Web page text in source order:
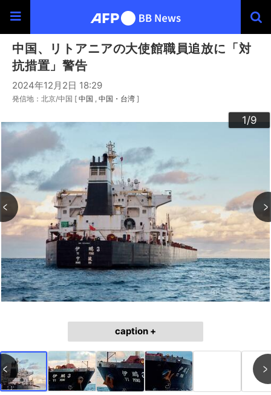
中国、リトアニアの大使館職員追放に「対
抗措置」警告
2024年12月2日 18:29
発信地：北京/中国 [ 中国 中国・台湾 ]
1/9
2/9
3/9
4/9
5/9
6/9
7/9
8/9
9/9
caption +